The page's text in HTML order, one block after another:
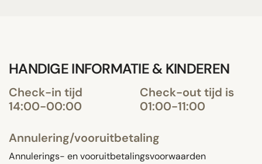
HANDIGE INFORMATIE & KINDEREN
Check-in tijd
14:00-00:00
Check-out tijd is
01:00-11:00
Annulering/vooruitbetaling
Annulerings- en vooruitbetalingsvoorwaarden